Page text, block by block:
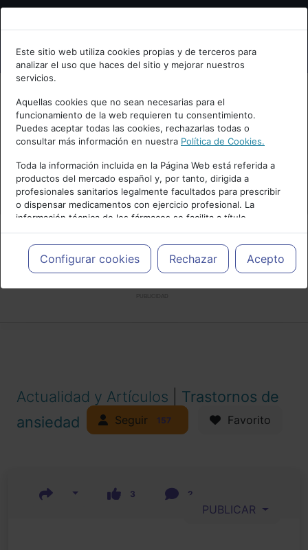
Bienvenid@ a psiquiatria.com
Escribe tu Email
Accede o regístrate con tu email.
Cancelar
Este sitio web utiliza cookies propias y de terceros para
analizar el uso que haces del sitio y mejorar nuestros
servicios.
Aquellas cookies que no sean necesarias para el
funcionamiento de la web requieren tu consentimiento.
Puedes aceptar todas las cookies, rechazarlas todas o
consultar más información en nuestra Política de Cookies.
Toda la información incluida en la Página Web está referida a
productos del mercado español y, por tanto, dirigida a
profesionales sanitarios legalmente facultados para prescribir
o dispensar medicamentos con ejercicio profesional. La
información técnica de los fármacos se facilita a título
meramente informativo, siendo responsabilidad de los
profesionales facultados prescribir medicamentos y decidir, en
cada caso concreto, el tratamiento más adecuado a las
necesidades del paciente.
Configurar cookies Rechazar Acepto
Actualidad y Artículos
Trastornos de
ansiedad
Seguir 157 Favorito
3 2
PUBLICAR